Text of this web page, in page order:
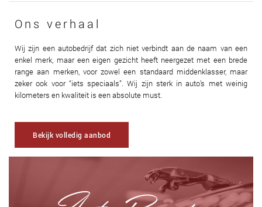
Ons verhaal
Wij zijn een autobedrijf dat zich niet verbindt aan de naam van een
enkel merk, maar een eigen gezicht heeft neergezet met een brede
range aan merken, voor zowel een standaard middenklasser, maar
zeker ook voor “iets speciaals”. Wij zijn sterk in auto’s met weinig
kilometers en kwaliteit is een absolute must.
Bekijk volledig aanbod